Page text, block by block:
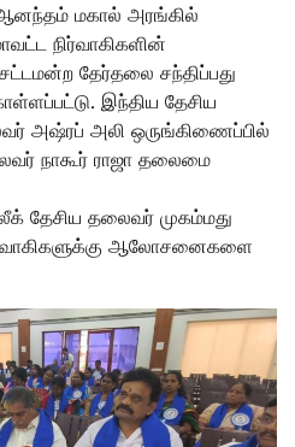
மகால் அரங்கில்
நிர்வாகிகளின்
தேர்தலை சந்திப்பது
இந்திய தேசிய
அஷ்ரப் அலி ஒருங்கிணைப்பில்
நாகூர் ராஜா தலைமை
தேசிய தலைவர் முகம்மது
ஆலோசனைகளை